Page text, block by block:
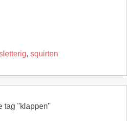
, squirten
tag "klappen"